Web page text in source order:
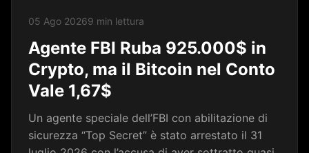
05 Ago 20269 min lettura
Agente FBI Ruba 925.000$ in
Crypto, ma il Bitcoin nel Conto
Vale 1,67$
Un agente speciale dell’FBI con abilitazione di
sicurezza “Top Secret” è stato arrestato il 31